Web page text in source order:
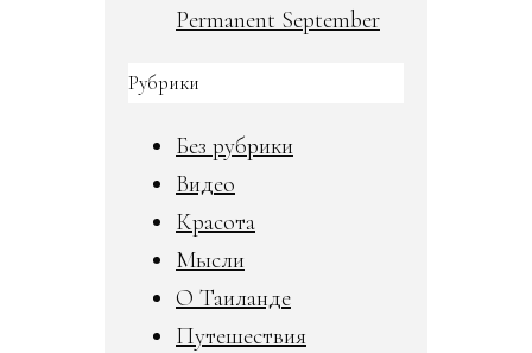
Permanent September
Рубрики
Без рубрики
Видео
Красота
Мысли
О Таиланде
Путешествия